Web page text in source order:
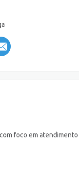
foco em